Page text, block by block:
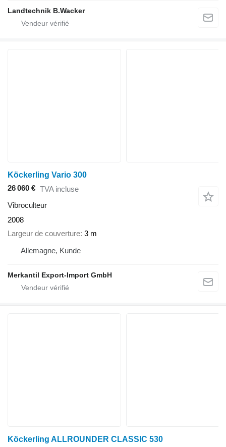
Landtechnik B.Wacker
Köckerling Vario 300
26 060 € TVA incluse
Vibroculteur
2008
Largeur de couverture 3 m
Allemagne, Kunde
Merkantil Export-Import GmbH
Köckerling ALLROUNDER CLASSIC 530